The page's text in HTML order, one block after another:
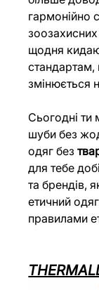
гармонійно
зоозахисних
щодня
стандартам,
змінюється
Сьогодні ти
шуби без
одяг без
для тебе
та брендів,
етичний
правилами